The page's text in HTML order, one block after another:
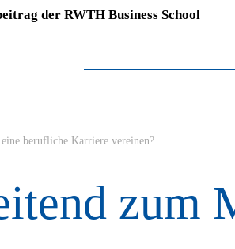
der RWTH Business School
berufliche Karriere vereinen?
zum